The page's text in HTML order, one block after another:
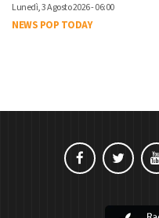
Lunedì, 3 Agosto 2026 - 06:00
NEWS POP TODAY